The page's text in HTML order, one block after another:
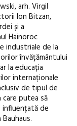
arh. Virgil
Ion Bitzan,
și a
Hainoroc
industriale de la
învățământului
la educația
internaționale
de tipul de
putea să
influențată de